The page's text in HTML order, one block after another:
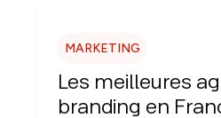
MARKETING
Les meilleures
branding en